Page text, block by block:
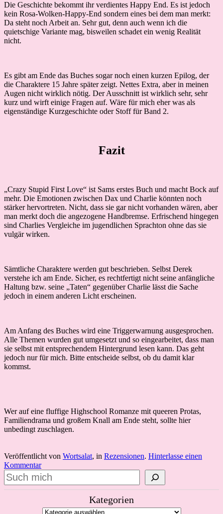
Die Geschichte bekommt ihr verdientes Happy End. Es ist jedoch
kein Rosa-Wolken-Happy-End sondern eines bei dem man merkt:
Da steht noch Arbeit an. Sehr gut, denn auch wenn ich die
quietschige Variante mag, bisweilen schadet ein wenig Realität
nicht.
Es gibt am Ende das Buches sogar noch einen kurzen Epilog, der
die Charaktere 15 Jahre später zeigt. Nettes Extra, aber in meinen
Augen nicht wirklich nötig. Der Ausschnitt ist wirklich sehr, sehr
kurz und wirft einige Fragen auf. Wäre für mich eher was als
eigenständige Kurzgeschichte oder Stoff für Band 2.
Fazit
„Crazy Stupid First Love“ ist Sams erstes Buch und macht Bock auf
mehr. Die Emotionen zwischen Dax und Charlie könnten noch
stärker hervortreten. Nicht, dass sie gar nicht vorhanden wären, aber
man merkt doch die angezogene Handbremse. Erfrischend hingegen
sind Charlies Vergleiche im jugendlichen Sprachton ohne das sie
vulgär wirken.
Sämtliche Charaktere werden gut beschrieben. Selbst Derek
verstehe ich am Ende. Sicher, es rechtfertigt nicht seine anfängliche
Haltung bzw. seine „Taten“ gegenüber Charlie lässt die Sache
jedoch in einem anderen Licht erscheinen.
Am Anfang des Buches wird eine Triggerwarnung ausgesprochen.
Alle Themen wurden gut umgesetzt und so eingearbeitet, dass man
sie selbst mit entsprechendem Hintergrund lesen kann. Das geht
jedoch nur für mich. Bitte entscheide selbst, ob du damit klar
kommst.
Wer auf eine fluffige Highschool Romanze mit queeren Protas,
Familiendrama und großem Knall am Ende steht, sollte hier
unbedingt zuschlagen.
Veröffentlicht von Wortsalat, in Rezensionen. Hinterlasse einen
Kommentar
Suchen
Kategorien